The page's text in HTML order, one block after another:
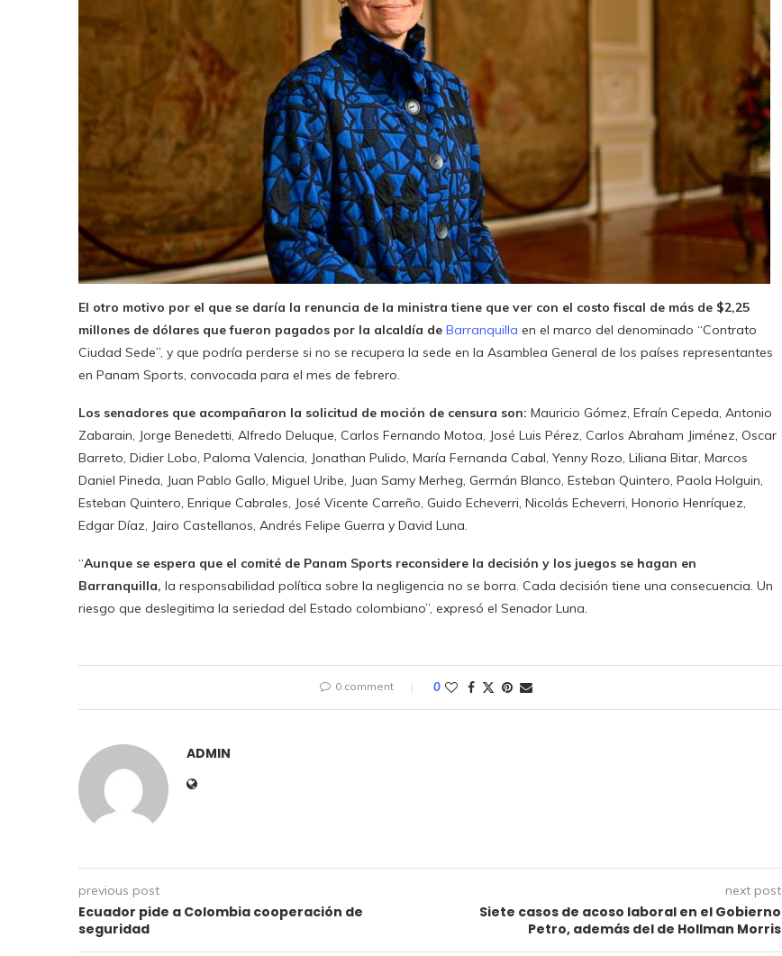
El otro motivo por el que se daría la renuncia de la ministra tiene que ver con el costo fiscal de más de $2,25
millones de dólares que fueron pagados por la alcaldía de Barranquilla en el marco del denominado “Contrato
Ciudad Sede”, y que podría perderse si no se recupera la sede en la Asamblea General de los países representantes
en Panam Sports, convocada para el mes de febrero.
Los senadores que acompañaron la solicitud de moción de censura son: Mauricio Gómez, Efraín Cepeda, Antonio
Zabarain, Jorge Benedetti, Alfredo Deluque, Carlos Fernando Motoa, José Luis Pérez, Carlos Abraham Jiménez, Oscar
Barreto, Didier Lobo, Paloma Valencia, Jonathan Pulido, María Fernanda Cabal, Yenny Rozo, Liliana Bitar, Marcos
Daniel Pineda, Juan Pablo Gallo, Miguel Uribe, Juan Samy Merheg, Germán Blanco, Esteban Quintero, Paola Holguin,
Esteban Quintero, Enrique Cabrales, José Vicente Carreño, Guido Echeverri, Nicolás Echeverri, Honorio Henríquez,
Edgar Díaz, Jairo Castellanos, Andrés Felipe Guerra y David Luna.
“Aunque se espera que el comité de Panam Sports reconsidere la decisión y los juegos se hagan en
Barranquilla, la responsabilidad política sobre la negligencia no se borra. Cada decisión tiene una consecuencia. Un
riesgo que deslegitima la seriedad del Estado colombiano”, expresó el Senador Luna.
0 comment 0
ADMIN
previous post
Ecuador pide a Colombia cooperación de
seguridad
next post
Siete casos de acoso laboral en el Gobierno
Petro, además del de Hollman Morris